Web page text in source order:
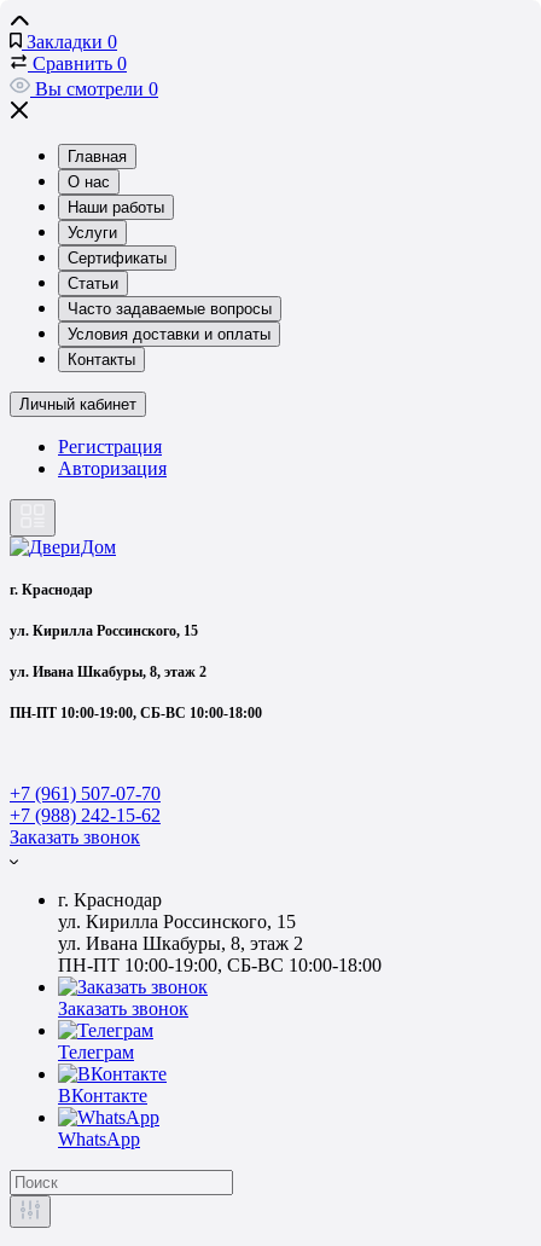
Закладки 0
Сравнить 0
Вы смотрели 0
Главная
О нас
Наши работы
Услуги
Сертификаты
Статьи
Часто задаваемые вопросы
Условия доставки и оплаты
Контакты
Личный кабинет
Регистрация
Авторизация
г. Краснодар
ул. Кирилла Россинского, 15
ул. Ивана Шкабуры, 8, этаж 2
ПН-ПТ 10:00-19:00, СБ-ВС 10:00-18:00
+7 (961) 507-07-70
+7 (988) 242-15-62
Заказать звонок
г. Краснодар
ул. Кирилла Россинского, 15
ул. Ивана Шкабуры, 8, этаж 2
ПН-ПТ 10:00-19:00, СБ-ВС 10:00-18:00
Заказать звонок
Телеграм
ВКонтакте
WhatsApp